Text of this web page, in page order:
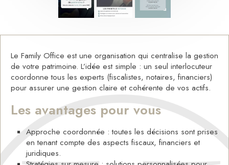
Le Family Office est une organisation qui centralise la gestion
de votre patrimoine. L’idée est simple : un seul interlocuteur
coordonne tous les experts (fiscalistes, notaires, financiers)
pour assurer une gestion claire et cohérente de vos actifs.
Les avantages pour vous
Approche coordonnée : toutes les décisions sont prises
en tenant compte des aspects fiscaux, financiers et
juridiques.